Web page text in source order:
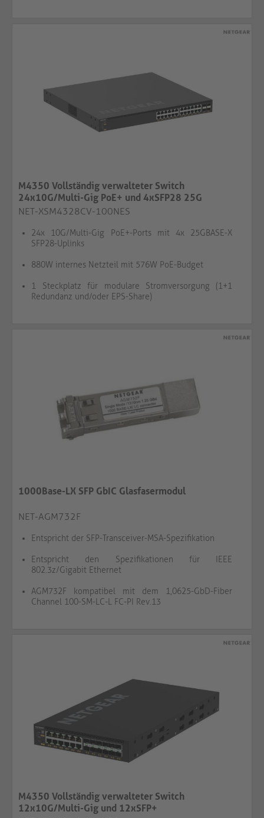
M4350 Vollständig verwalteter Switch
24x10G/Multi-Gig PoE+ und 4xSFP28 25G
NET-XSM4328CV-100NES
24x 10G/Multi-Gig PoE+-Ports mit 4x 25GBASE-X
SFP28-Uplinks
880W internes Netzteil mit 576W PoE-Budget
1 Steckplatz für modulare Stromversorgung (1+1
Redundanz und/oder EPS-Share)
1000Base-LX SFP GbIC Glasfasermodul
NET-AGM732F
Entspricht der SFP-Transceiver-MSA-Spezifikation
Entspricht den Spezifikationen für IEEE
802.3z/Gigabit Ethernet
AGM732F kompatibel mit dem 1,0625-GbD-Fiber
Channel 100-SM-LC-L FC-PI Rev.13
M4350 Vollständig verwalteter Switch
12x10G/Multi-Gig und 12xSFP+